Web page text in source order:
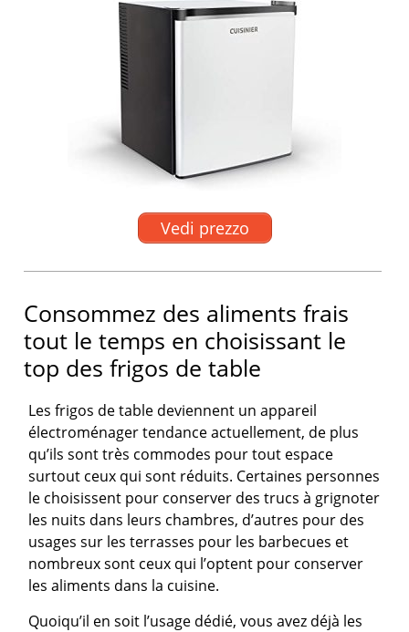
Vedi prezzo
Consommez des aliments frais
tout le temps en choisissant le
top des frigos de table
Les frigos de table deviennent un appareil
électroménager tendance actuellement, de plus
qu’ils sont très commodes pour tout espace
surtout ceux qui sont réduits. Certaines personnes
le choisissent pour conserver des trucs à grignoter
les nuits dans leurs chambres, d’autres pour des
usages sur les terrasses pour les barbecues et
nombreux sont ceux qui l’optent pour conserver
les aliments dans la cuisine.
Quoiqu’il en soit l’usage dédié, vous avez déjà les